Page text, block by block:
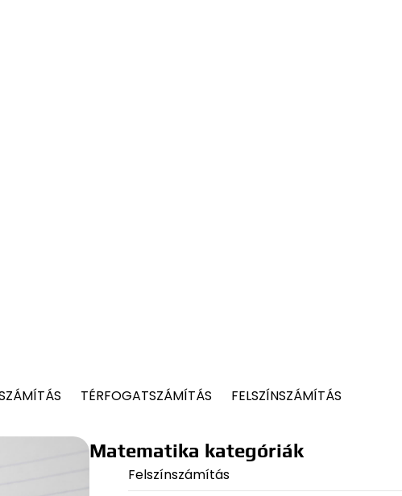
TÉRFOGATSZÁMÍTÁS FELSZÍNSZÁMÍTÁS
Matematika kategóriák
Felszínszámítás